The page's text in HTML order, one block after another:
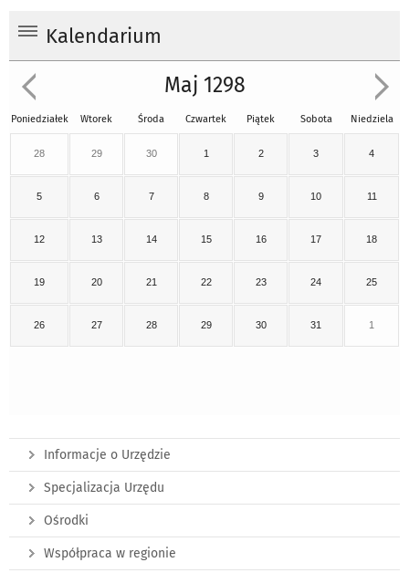
Kalendarium
Maj 1298
Poniedziałek Wtorek Środa Czwartek Piątek Sobota Niedziela
28 29 30 1 2 3 4
5 6 7 8 9 10 11
12 13 14 15 16 17 18
19 20 21 22 23 24 25
26 27 28 29 30 31 1
Informacje o Urzędzie
Specjalizacja Urzędu
Ośrodki
Współpraca w regionie